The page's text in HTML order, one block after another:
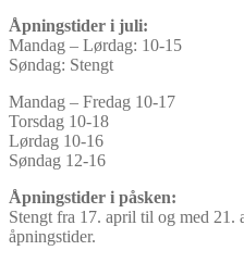
Åpningstider i juli:
Mandag – Lørdag: 10-15
Søndag: Stengt
Mandag – Fredag 10-17
Torsdag 10-18
Lørdag 10-16
Søndag 12-16
Åpningstider i påsken:
Stengt fra 17. april til og med 21.
åpningstider.